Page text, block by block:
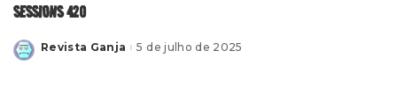
SESSIONS 420
Posted
Revista Ganja 5 de julho de 2025